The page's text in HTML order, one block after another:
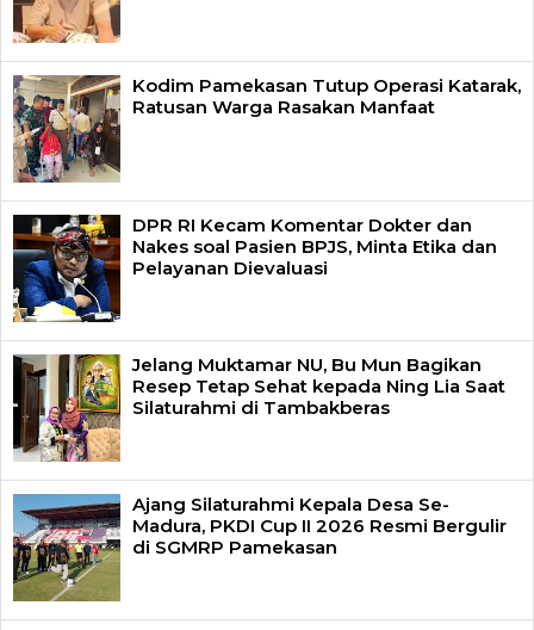
Kodim Pamekasan Tutup Operasi Katarak,
Ratusan Warga Rasakan Manfaat
DPR RI Kecam Komentar Dokter dan
Nakes soal Pasien BPJS, Minta Etika dan
Pelayanan Dievaluasi
Jelang Muktamar NU, Bu Mun Bagikan
Resep Tetap Sehat kepada Ning Lia Saat
Silaturahmi di Tambakberas
Ajang Silaturahmi Kepala Desa Se-
Madura, PKDI Cup II 2026 Resmi Bergulir
di SGMRP Pamekasan